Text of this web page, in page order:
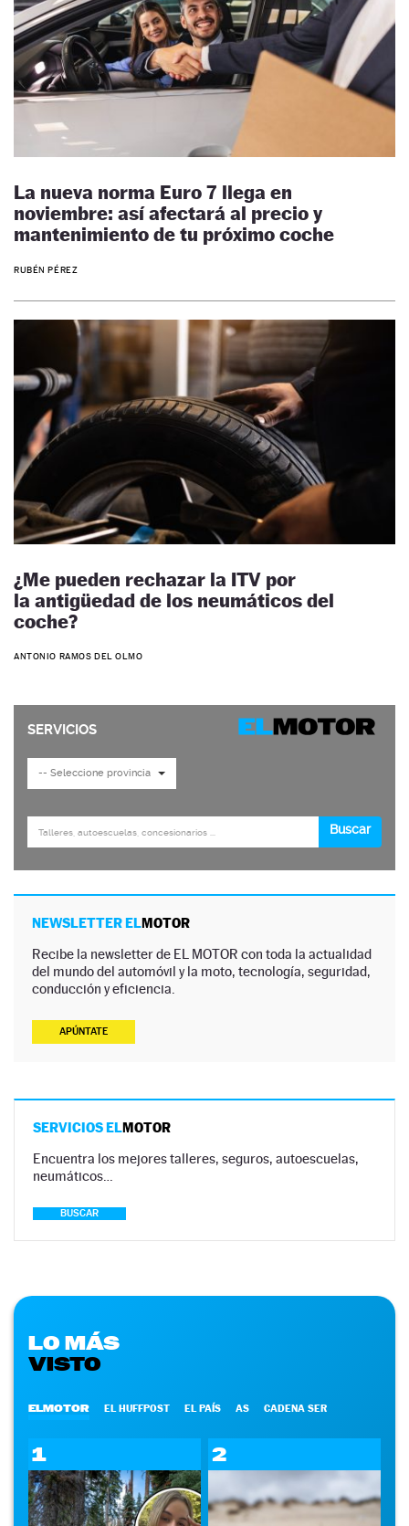
La nueva norma Euro 7 llega en
noviembre: así afectará al precio y
mantenimiento de tu próximo coche
RUBÉN PÉREZ
¿Me pueden rechazar la ITV por
la antigüedad de los neumáticos del
coche?
ANTONIO RAMOS DEL OLMO
NEWSLETTER ELMOTOR
Recibe la newsletter de EL MOTOR con toda la actualidad
del mundo del automóvil y la moto, tecnología, seguridad,
conducción y eficiencia.
APÚNTATE
SERVICIOS ELMOTOR
Encuentra los mejores talleres, seguros, autoescuelas,
neumáticos…
BUSCAR
LO MÁS
VISTO
ELMOTOR EL HUFFPOST EL PAÍS AS CADENA SER
1 2